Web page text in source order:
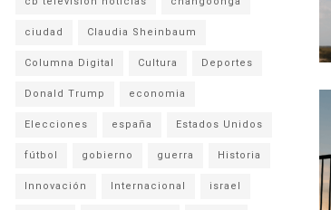
ciudad Claudia Sheinbaum
Columna Digital Cultura Deportes
Donald Trump economia
Elecciones españa Estados Unidos
fútbol gobierno guerra Historia
Innovación Internacional israel